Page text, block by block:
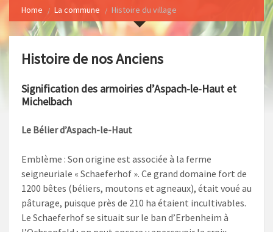
Home La commune Histoire du village
Histoire de nos Anciens
Signification des armoiries d’Aspach-le-Haut et
Michelbach
Le Bélier d’Aspach-le-Haut
Emblème : Son origine est associée à la ferme
seigneuriale « Schaeferhof ». Ce grand domaine fort de
1200 bêtes (béliers, moutons et agneaux), était voué au
pâturage, puisque près de 210 ha étaient incultivables.
Le Schaeferhof se situait sur le ban d’Erbenheim à